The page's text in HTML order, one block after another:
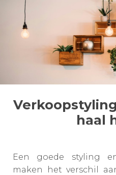
haal
Een goede styling
maken het verschil